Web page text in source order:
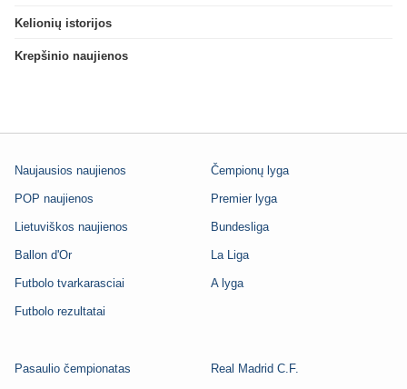
Kelionių istorijos
Krepšinio naujienos
Naujausios naujienos
POP naujienos
Lietuviškos naujienos
Ballon d'Or
Futbolo tvarkarasciai
Futbolo rezultatai
Čempionų lyga
Premier lyga
Bundesliga
La Liga
A lyga
Pasaulio čempionatas Real Madrid C.F.